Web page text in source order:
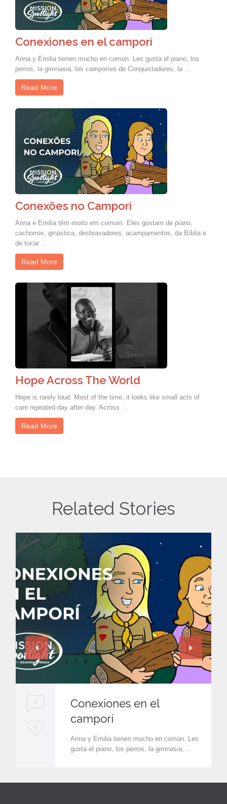
Conexiones en el camporí
Anna y Emilia tienen mucho en común. Les gusta el piano, los
perros, la gimnasia, los camporíes de Conquistadores, la …
Read More
Conexões no Campori
Anna e Emilia têm muito em comum. Eles gostam de piano,
cachorros, ginástica, desbravadores, acampamentos, da Bíblia e
de tocar …
Read More
Hope Across The World
Hope is rarely loud. Most of the time, it looks like small acts of
care repeated day after day. Across …
Read More
Related Stories
0
L
0
Conexiones en el
camporí
Anna y Emilia tienen mucho en común. Les
gusta el piano, los perros, la gimnasia,…